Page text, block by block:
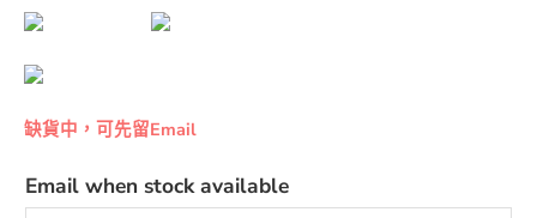
缺貨中，可先留Email
Email when stock available